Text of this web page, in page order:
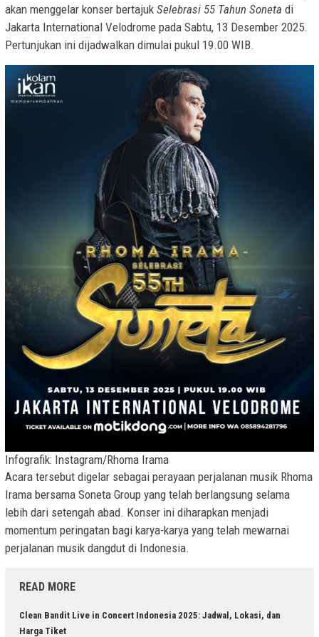
akan menggelar konser bertajuk Selebrasi 55 Tahun Soneta di
Jakarta International Velodrome pada Sabtu, 13 Desember 2025.
Pertunjukan ini dijadwalkan dimulai pukul 19.00 WIB.
Infografik: Instagram/Rhoma Irama
Acara tersebut digelar sebagai perayaan perjalanan musik Rhoma
Irama bersama Soneta Group yang telah berlangsung selama
lebih dari setengah abad. Konser ini diharapkan menjadi
momentum peringatan bagi karya-karya yang telah mewarnai
perjalanan musik dangdut di Indonesia.
READ MORE
Clean Bandit Live in Concert Indonesia 2025: Jadwal, Lokasi, dan
Harga Tiket